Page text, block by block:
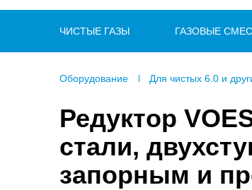
ЧИСТЫЕ ГАЗЫ ГАЗОВЫЕ
Оборудование Для чистых 6.0 и
Редуктор
стали,
запорным и